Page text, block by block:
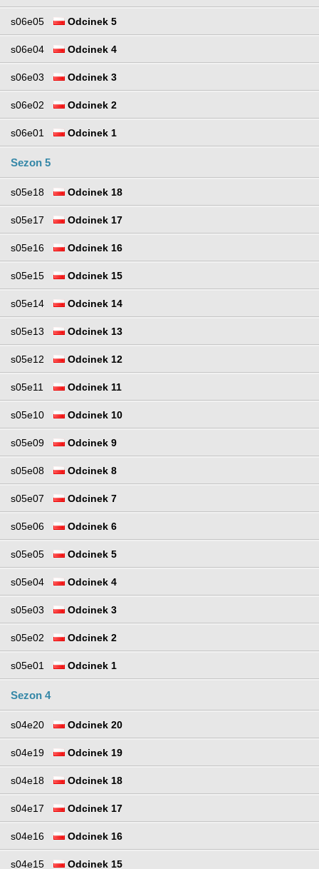
s06e05 Odcinek 5
s06e04 Odcinek 4
s06e03 Odcinek 3
s06e02 Odcinek 2
s06e01 Odcinek 1
Sezon 5
s05e18 Odcinek 18
s05e17 Odcinek 17
s05e16 Odcinek 16
s05e15 Odcinek 15
s05e14 Odcinek 14
s05e13 Odcinek 13
s05e12 Odcinek 12
s05e11 Odcinek 11
s05e10 Odcinek 10
s05e09 Odcinek 9
s05e08 Odcinek 8
s05e07 Odcinek 7
s05e06 Odcinek 6
s05e05 Odcinek 5
s05e04 Odcinek 4
s05e03 Odcinek 3
s05e02 Odcinek 2
s05e01 Odcinek 1
Sezon 4
s04e20 Odcinek 20
s04e19 Odcinek 19
s04e18 Odcinek 18
s04e17 Odcinek 17
s04e16 Odcinek 16
s04e15 Odcinek 15